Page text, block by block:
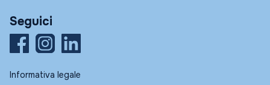
Seguici
Informativa legale